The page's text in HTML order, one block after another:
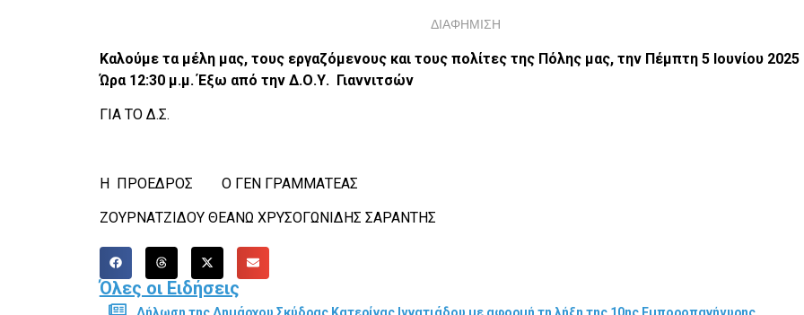
ΔΙΑΦΗΜΙΣΗ
Καλούμε τα μέλη μας, τους εργαζόμενους και τους πολίτες της Πόλης μας, την Πέμπτη 5 Ιουνίου 2025
Ώρα 12:30 μ.μ. Έξω από την Δ.Ο.Υ. Γιαννιτσών
ΓΙΑ ΤΟ Δ.Σ.
Η ΠΡΟΕΔΡΟΣ Ο ΓΕΝ ΓΡΑΜΜΑΤΕΑΣ
ΖΟΥΡΝΑΤΖΙΔΟΥ ΘΕΑΝΩ ΧΡΥΣΟΓΩΝΙΔΗΣ ΣΑΡΑΝΤΗΣ
Όλες οι Ειδήσεις
Δήλωση της Δημάρχου Σκύδρας Κατερίνας Ιγνατιάδου με αφορμή τη λήξη της 10ης Εμποροπανήγυρης